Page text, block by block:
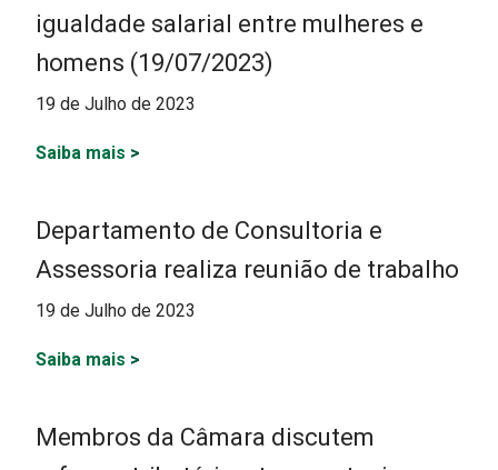
igualdade salarial entre mulheres e
homens (19/07/2023)
19 de Julho de 2023
Saiba mais >
Departamento de Consultoria e
Assessoria realiza reunião de trabalho
19 de Julho de 2023
Saiba mais >
Membros da Câmara discutem